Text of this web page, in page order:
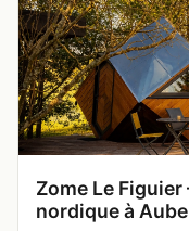
Zome Le
nordique à Aube